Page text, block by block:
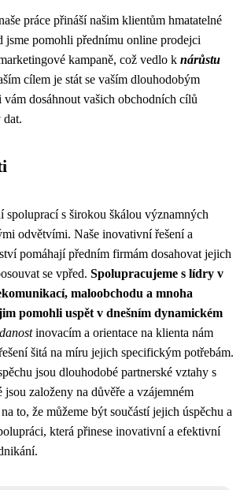
práce přináší našim klientům hmatatelné
jsme pomohli přednímu online prodejci
kampaně, což vedlo k nárůstu
cílem je stát se vaším dlouhodobým
vám dosáhnout vašich obchodních cílů
dat.
spoluprací s širokou škálou významných
odvětvími. Naše inovativní řešení a
pomáhají předním firmám dosahovat jejich
se vpřed. Spolupracujeme s lídry v
maloobchodu a mnoha
pomohli uspět v dnešním dynamickém
inovacím a orientace na klienta nám
šitá na míru jejich specifickým potřebám.
jsou dlouhodobé partnerské vztahy s
založeny na důvěře a vzájemném
to, že můžeme být součástí jejich úspěchu a
která přinese inovativní a efektivní